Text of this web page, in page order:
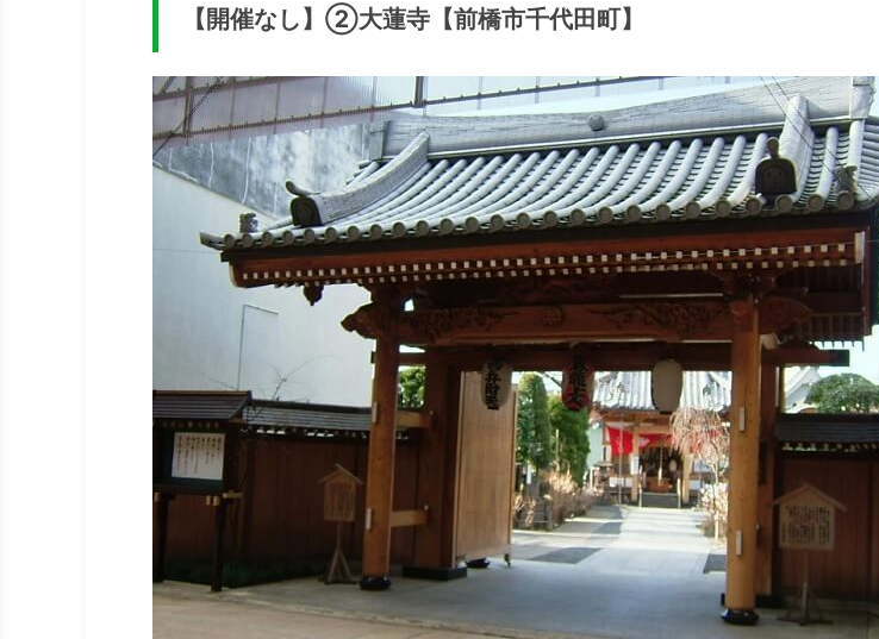
【開催なし】②大蓮寺【前橋市千代田町】